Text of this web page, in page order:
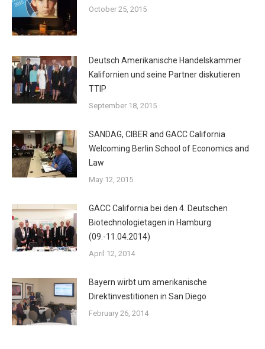
October 25, 2015
Deutsch Amerikanische Handelskammer
Kalifornien und seine Partner diskutieren
TTIP
September 18, 2015
SANDAG, CIBER and GACC California
Welcoming Berlin School of Economics and
Law
May 12, 2015
GACC California bei den 4. Deutschen
Biotechnologietagen in Hamburg
(09.-11.04.2014)
April 12, 2014
Bayern wirbt um amerikanische
Direktinvestitionen in San Diego
February 26, 2014